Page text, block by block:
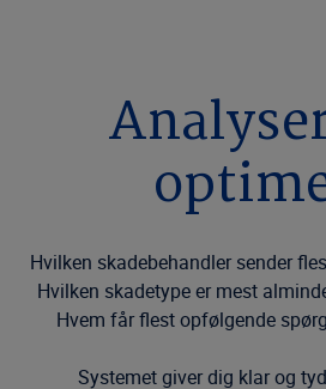
Hvilken skadebehandler sender
Hvilken skadetype er mest
Hvem får flest opfølgende
Systemet giver dig klar og